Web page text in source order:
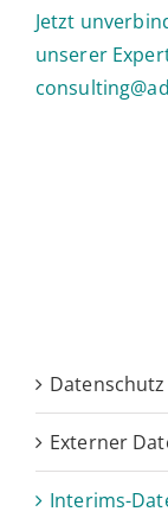
Jetzt
unserer
Ex­ter­ner
In­­­te­rims-